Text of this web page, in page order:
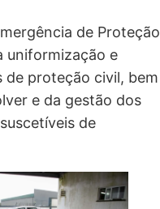
de Proteção
uniformização e
de proteção civil, bem
e da gestão dos
de